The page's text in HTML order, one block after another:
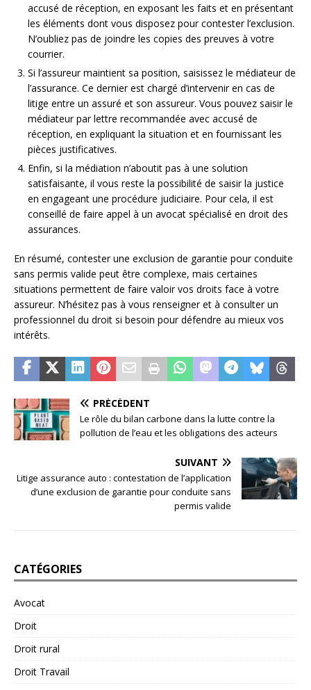
accusé de réception, en exposant les faits et en présentant
les éléments dont vous disposez pour contester l’exclusion.
N’oubliez pas de joindre les copies des preuves à votre
courrier.
Si l’assureur maintient sa position, saisissez le médiateur de
l’assurance. Ce dernier est chargé d’intervenir en cas de
litige entre un assuré et son assureur. Vous pouvez saisir le
médiateur par lettre recommandée avec accusé de
réception, en expliquant la situation et en fournissant les
pièces justificatives.
Enfin, si la médiation n’aboutit pas à une solution
satisfaisante, il vous reste la possibilité de saisir la justice
en engageant une procédure judiciaire. Pour cela, il est
conseillé de faire appel à un avocat spécialisé en droit des
assurances.
En résumé, contester une exclusion de garantie pour conduite
sans permis valide peut être complexe, mais certaines
situations permettent de faire valoir vos droits face à votre
assureur. N’hésitez pas à vous renseigner et à consulter un
professionnel du droit si besoin pour défendre au mieux vos
intérêts.
PRÉCÉDENT
Le rôle du bilan carbone dans la lutte contre la
pollution de l’eau et les obligations des acteurs
SUIVANT
Litige assurance auto : contestation de l’application
d’une exclusion de garantie pour conduite sans
permis valide
CATÉGORIES
Avocat
Droit
Droit rural
Droit Travail